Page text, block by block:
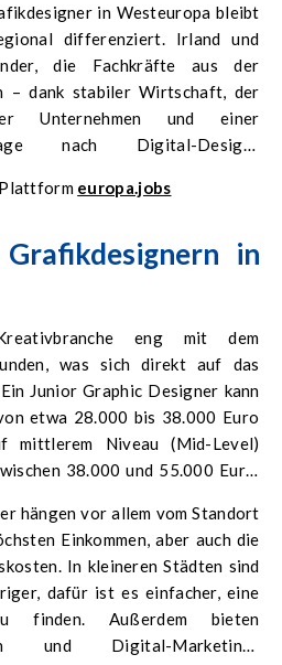
in Westeuropa bleibt
differenziert. Irland und
die Fachkräfte aus der
– dank stabiler Wirtschaft, der
Unternehmen und einer
nach Digital-Design-
der Struktur des Arbeitsmarktes
können.
europa.jobs
in
eng mit dem
was sich direkt auf das
Junior Graphic Designer kann
etwa 28.000 bis 38.000 Euro
mittlerem Niveau (Mid-Level)
38.000 und 55.000 Euro,
verdienen.
hängen vor allem vom Standort
Einkommen, aber auch die
In kleineren Städten sind
dafür ist es einfacher, eine
finden. Außerdem bieten
und Digital-Marketing-